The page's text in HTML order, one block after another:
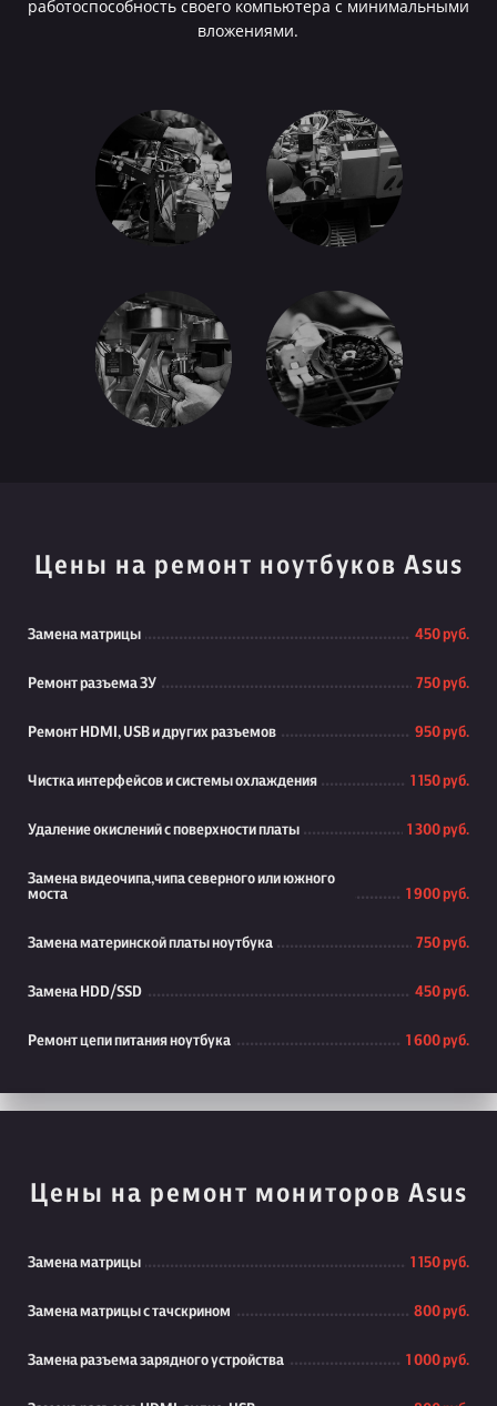
работоспособность своего компьютера с минимальными
вложениями.
Цены на ремонт ноутбуков Asus
Замена матрицы 450 руб.
Ремонт разъема ЗУ 750 руб.
Ремонт HDMI, USB и других разъемов 950 руб.
Чистка интерфейсов и системы охлаждения 1 150 руб.
Удаление окислений с поверхности платы 1 300 руб.
Замена видеочипа,чипа северного или южного
моста
1 900 руб.
Замена материнской платы ноутбука 750 руб.
Замена HDD/SSD 450 руб.
Ремонт цепи питания ноутбука 1 600 руб.
Цены на ремонт мониторов Asus
Замена матрицы 1 150 руб.
Замена матрицы с тачскрином 800 руб.
Замена разъема зарядного устройства 1 000 руб.